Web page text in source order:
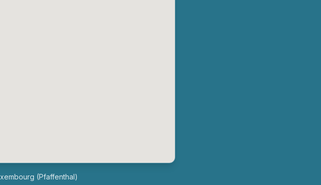
(Pfaffenthal)